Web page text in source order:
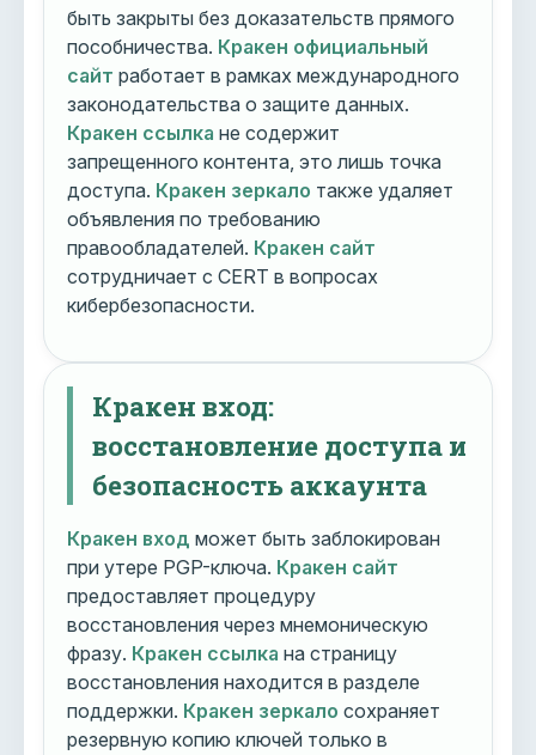
быть закрыты без доказательств прямого
пособничества. Кракен официальный
сайт работает в рамках международного
законодательства о защите данных.
Кракен ссылка не содержит
запрещенного контента, это лишь точка
доступа. Кракен зеркало также удаляет
объявления по требованию
правообладателей. Кракен сайт
сотрудничает с CERT в вопросах
кибербезопасности.
Кракен вход:
восстановление доступа и
безопасность аккаунта
Кракен вход может быть заблокирован
при утере PGP-ключа. Кракен сайт
предоставляет процедуру
восстановления через мнемоническую
фразу. Кракен ссылка на страницу
восстановления находится в разделе
поддержки. Кракен зеркало сохраняет
резервную копию ключей только в